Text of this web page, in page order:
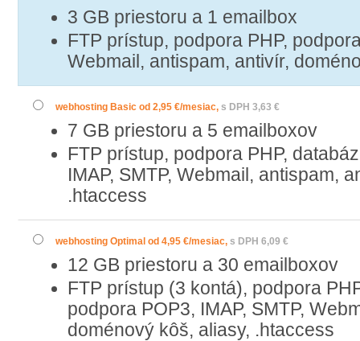
3 GB priestoru a 1 emailbox
FTP prístup, podpora PHP,
Webmail, antispam, antivír,
webhosting Basic od 2,95 €/mesiac, s DPH 3,63 €
7 GB priestoru a 5 emailboxov
FTP prístup, podpora PHP,
IMAP, SMTP, Webmail, antispam,
.htaccess
webhosting Optimal od 4,95 €/mesiac, s DPH 6,09 €
12 GB priestoru a 30 emailboxov
FTP prístup (3 kontá), podpora
podpora POP3, IMAP, SMTP,
doménový kôš, aliasy, .htaccess